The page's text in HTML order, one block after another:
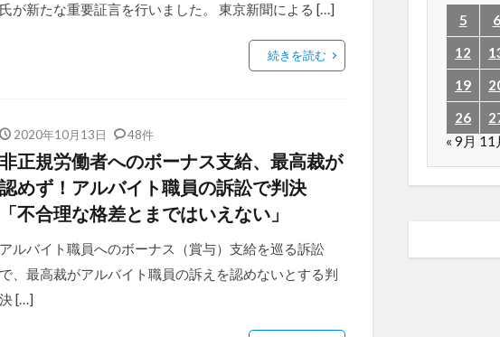
氏が新たな重要証言を行いました。 東京新聞による […]
続きを読む
2020年10月13日 48件
非正規労働者へのボーナス支給、最高裁が
認めず！アルバイト職員の訴訟で判決
「不合理な格差とまではいえない」
アルバイト職員へのボーナス（賞与）支給を巡る訴訟
で、最高裁がアルバイト職員の訴えを認めないとする判
決 […]
5
6
12
19
26
« 9月 11